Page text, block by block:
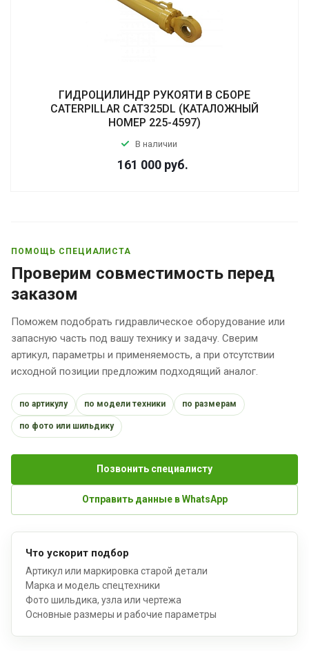
ГИДРОЦИЛИНДР РУКОЯТИ В СБОРЕ
CATERPILLAR CAT325DL (КАТАЛОЖНЫЙ
НОМЕР 225-4597)
В наличии
161 000 руб.
ПОМОЩЬ СПЕЦИАЛИСТА
Проверим совместимость перед
заказом
Поможем подобрать гидравлическое оборудование или
запасную часть под вашу технику и задачу. Сверим
артикул, параметры и применяемость, а при отсутствии
исходной позиции предложим подходящий аналог.
по артикулу по модели техники по размерам
по фото или шильдику
Позвонить специалисту
Отправить данные в WhatsApp
Что ускорит подбор
Артикул или маркировка старой детали
Марка и модель спецтехники
Фото шильдика, узла или чертежа
Основные размеры и рабочие параметры